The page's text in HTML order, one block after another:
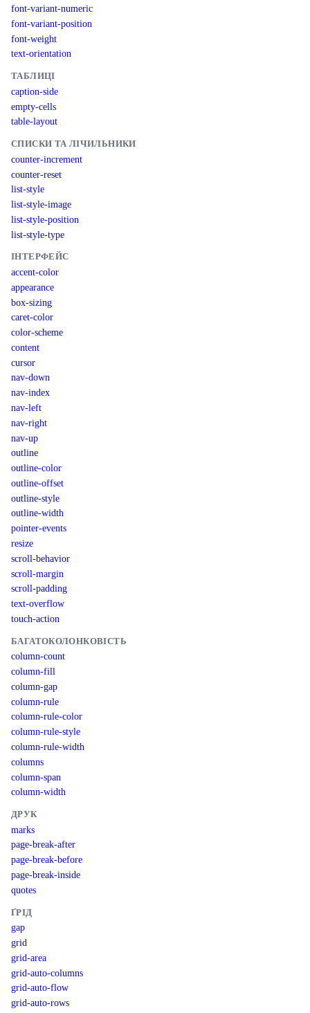
font-variant-numeric
font-variant-position
font-weight
text-orientation
ТАБЛИЦІ
caption-side
empty-cells
table-layout
СПИСКИ ТА ЛІЧИЛЬНИКИ
counter-increment
counter-reset
list-style
list-style-image
list-style-position
list-style-type
ІНТЕРФЕЙС
accent-color
appearance
box-sizing
caret-color
color-scheme
content
cursor
nav-down
nav-index
nav-left
nav-right
nav-up
outline
outline-color
outline-offset
outline-style
outline-width
pointer-events
resize
scroll-behavior
scroll-margin
scroll-padding
text-overflow
touch-action
БАГАТОКОЛОНКОВІСТЬ
column-count
column-fill
column-gap
column-rule
column-rule-color
column-rule-style
column-rule-width
columns
column-span
column-width
ДРУК
marks
page-break-after
page-break-before
page-break-inside
quotes
ҐРІД
gap
grid
grid-area
grid-auto-columns
grid-auto-flow
grid-auto-rows